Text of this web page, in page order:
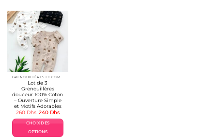
GRENOUILLÉRES ET COMBINAISONS COTON 👶
Lot de 3
Grenouillères
douceur 100% Coton
– Ouverture Simple
et Motifs Adorables
260Dhs Le
initial
était :
260 Dhs.
240 DhsLe
actuel
CHOIX DES
OPTIONS